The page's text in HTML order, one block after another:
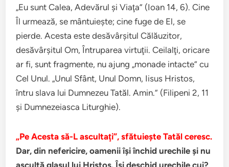
„Eu sunt Calea, Adevărul şi Viaţa” (Ioan 14, 6). Cine
Îl urmează, se mântuieşte; cine fuge de El, se
pierde. Acesta este desăvârşitul Călăuzitor,
desăvârşitul Om, Întruparea virtuţii. Ceilalţi, oricare
ar fi, sunt fragmente, nu ajung „monade intacte” cu
Cel Unul. „Unul Sfânt, Unul Domn, Iisus Hristos,
întru slava lui Dumnezeu Tatăl. Amin.” (Filipeni 2, 11
şi Dumnezeiasca Liturghie).
„Pe Acesta să-L ascultaţi”, sfătuieşte Tatăl ceresc.
Dar, din nefericire, oamenii îşi închid urechile şi nu
ascultă glasul lui Hristos. Îşi deschid urechile cui?